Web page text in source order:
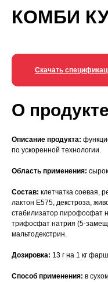
КОМБИ
Скачать
О продукте
Описание продукта:
по ускоренной технологии.
Область применения:
Состав: клетчатка соевая,
лактон Е575, декстроза,
стабилизатор пирофосфат
трифосфат натрия (5-
мальтодекстрин.
Дозировка: 13 г на 1 кг
Способ применения: в